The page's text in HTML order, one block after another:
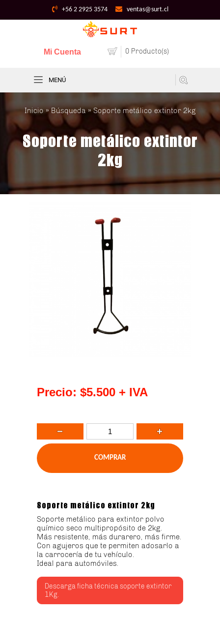
+56 2 2925 3574 ventas@surt.cl
0 Producto(s)
Mi Cuenta
MENÚ
Inicio»Búsqueda» Soporte metálico extintor 2kg
Soporte metálico extintor
2kg
Precio: $5.500 + IVA
Soporte metálico extintor 2kg
Soporte metálico para extintor polvo
químico seco multipropósito de 2kg.
Más resistente, más durarero, más firme.
Con agujeros que te permiten adosarlo a
la carrocería de tu vehículo.
Ideal para automóviles.
Descarga ficha técnica soporte extintor
1Kg.